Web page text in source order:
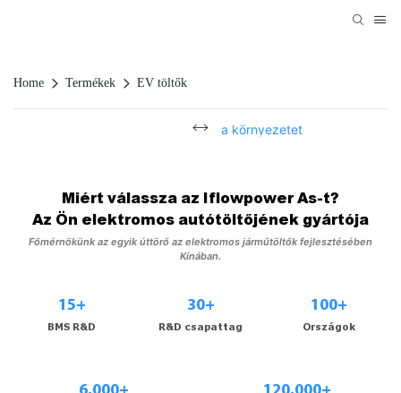
Home Termékek EV töltők
Energizálja utazását
Miért válassza az Iflowpower As-t?
Az Ön elektromos autótöltőjének gyártója
Főmérnökünk az egyik úttörő az elektromos járműtöltők fejlesztésében
Kínában.
15+
BMS R&D
30+
R&D csapattag
100+
Országok